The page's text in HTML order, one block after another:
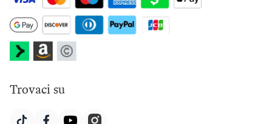
Trovaci su